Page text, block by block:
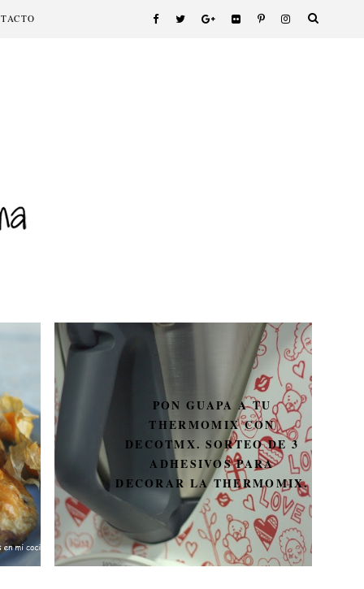
PON GUAPA A TU
THERMOMIX CON
DECOTMX. SORTEO DE 3
ADHESIVOS PARA
DECORAR LA THERMOMIX.